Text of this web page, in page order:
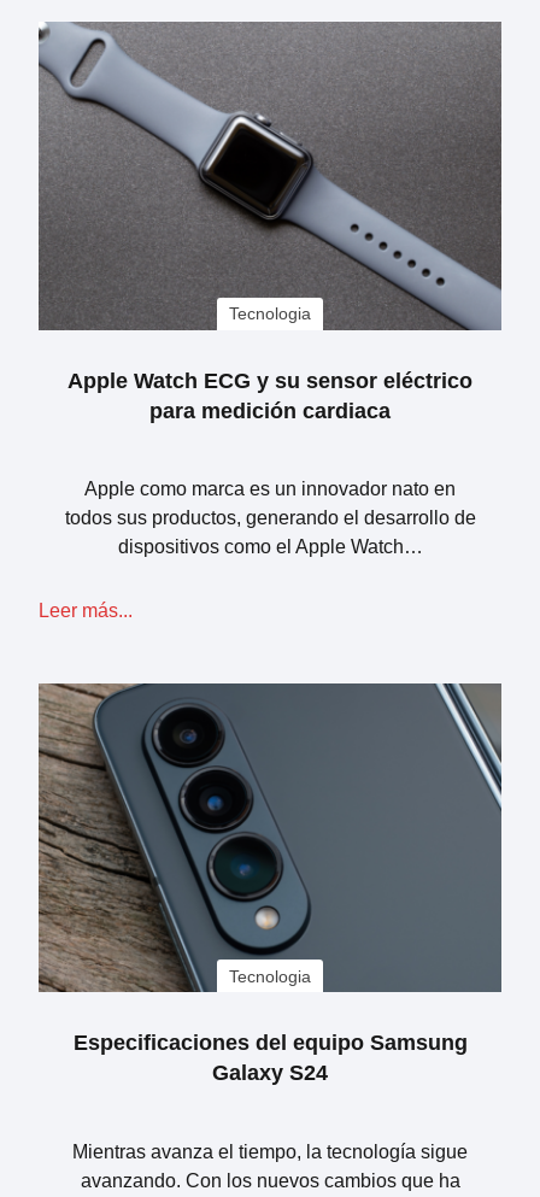
Tecnologia
Apple Watch ECG y su sensor eléctrico
para medición cardiaca
Apple como marca es un innovador nato en
todos sus productos, generando el desarrollo de
dispositivos como el Apple Watch…
Leer más...
Tecnologia
Especificaciones del equipo Samsung
Galaxy S24
Mientras avanza el tiempo, la tecnología sigue
avanzando. Con los nuevos cambios que ha